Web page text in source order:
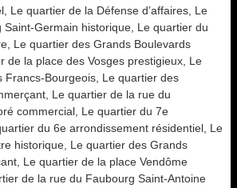
Le quartier de la Défense d’affaires, Le
Germain historique, Le quartier du
Le quartier des Grands Boulevards
de la place des Vosges prestigieux, Le
Francs-Bourgeois, Le quartier des
Le quartier de la rue du
commercial, Le quartier du 7e
du 6e arrondissement résidentiel, Le
historique, Le quartier des Grands
Le quartier de la place Vendôme
de la rue du Faubourg Saint-Antoine